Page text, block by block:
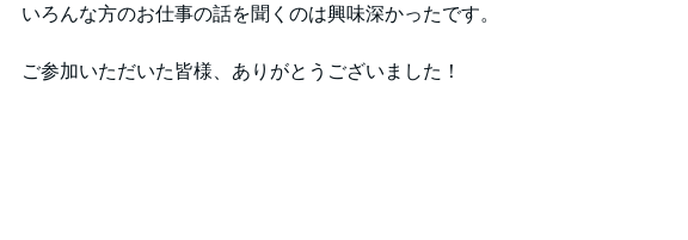
いろんな方のお仕事の話を聞くのは興味深かったです。
ご参加いただいた皆様、ありがとうございました！